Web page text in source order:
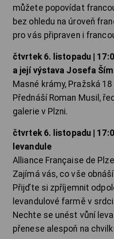
můžete popovídat
bez ohledu na úroveň
pro vás připraven i
čtvrtek 6. listopadu |
a její výstava Josefa
Masné krámy, Pražská 18
Přednáší Roman Musil,
galerie v Plzni.
čtvrtek 6. listopadu |
levandule
Alliance Française de
Zajímá vás, co vše
Přijďte si zpříjemnit
levandulové farmě v
Nechte se unést vůní
přenese alespoň na